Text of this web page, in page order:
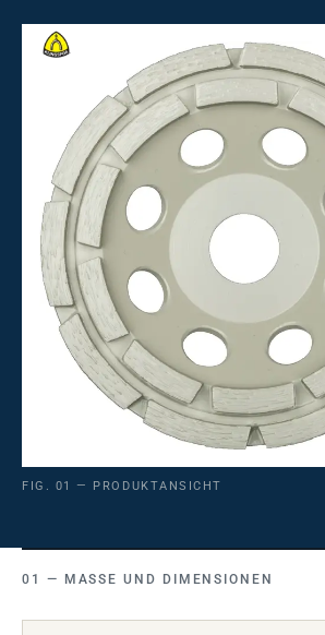
FIG. 01 — PRODUKTANSICHT
MASSE UND DIMENSIONEN